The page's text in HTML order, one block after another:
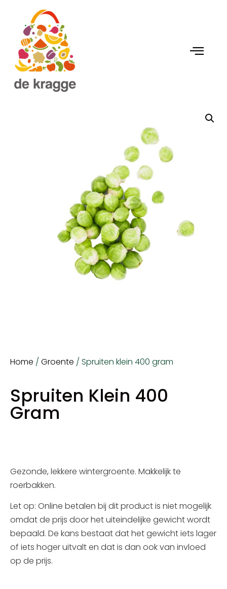
Home / Groente / Spruiten klein 400 gram
Spruiten Klein 400
Gram
Gezonde, lekkere wintergroente. Makkelijk te
roerbakken.
Let op: Online betalen bij dit product is niet mogelijk
omdat de prijs door het uiteindelijke gewicht wordt
bepaald. De kans bestaat dat het gewicht iets lager
of iets hoger uitvalt en dat is dan ook van invloed
op de prijs.